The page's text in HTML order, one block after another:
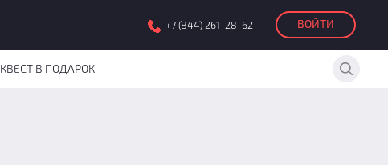
+7 (844) 261-28-62 ВОЙТИ
КВЕСТ В ПОДАРОК